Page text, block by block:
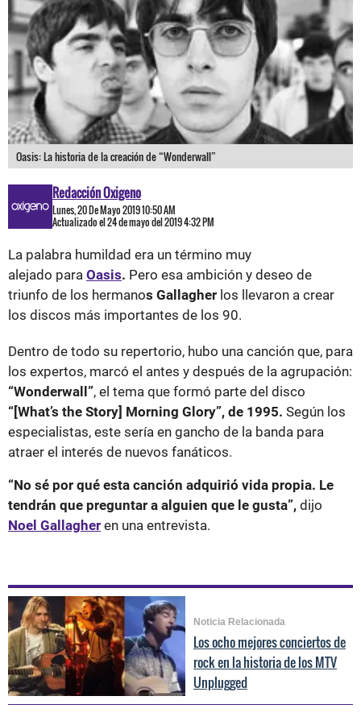
Oasis: La historia de la creación de “Wonderwall”
Redacción Oxigeno
Lunes, 20 De Mayo 2019 10:50 AM
Actualizado el 24 de mayo del 2019 4:32 PM
La palabra humildad era un término muy
alejado para Oasis. Pero esa ambición y deseo de
triunfo de los hermanos Gallagher los llevaron a crear
los discos más importantes de los 90.
Dentro de todo su repertorio, hubo una canción que, para
los expertos, marcó el antes y después de la agrupación:
“Wonderwall”, el tema que formó parte del disco
“[What’s the Story] Morning Glory”, de 1995. Según los
especialistas, este sería en gancho de la banda para
atraer el interés de nuevos fanáticos.
“No sé por qué esta canción adquirió vida propia. Le
tendrán que preguntar a alguien que le gusta”, dijo
Noel Gallagher en una entrevista.
Noticia Relacionada
Los ocho mejores conciertos de
rock en la historia de los MTV
Unplugged